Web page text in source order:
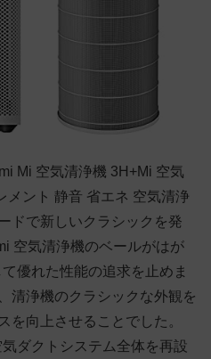
Mi 空気清浄機 3H+Mi 空気
メント 静音 省エネ 空気清浄
ドで新しいクラシックを発
空気清浄機のベールがはが
優れた性能の追求を止めま
清浄機のクラシックな外観を
を向上させることでした。
ダクトシステム全体を再設